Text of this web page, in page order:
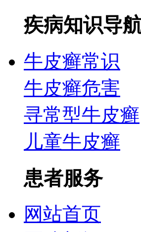
疾病知识导
牛皮癣常识
牛皮癣危害
寻常型牛皮癣
儿童牛皮癣
患者服务
网站首页